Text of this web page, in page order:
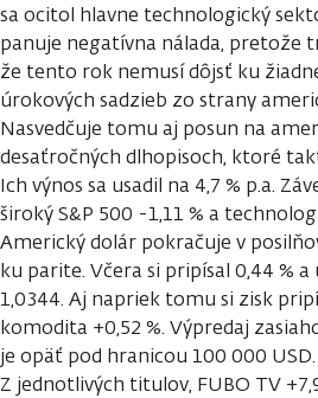
sa ocitol hlavne technologický
panuje negatívna nálada, pretože
že tento rok nemusí dôjsť ku
úrokových sadzieb zo strany
Nasvedčuje tomu aj posun na
desaťročných dlhopisoch, ktoré
Ich výnos sa usadil na 4,7 % p.a.
široký S&P 500 -1,11 % a
Americký dolár pokračuje v
ku parite. Včera si pripísal 0,44 % a
1,0344. Aj napriek tomu si zisk
komodita +0,52 %. Výpredaj
je opäť pod hranicou 100 000
Z jednotlivých titulov, FUBO TV